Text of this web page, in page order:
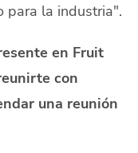
para la industria".
en Fruit
con
una reunión